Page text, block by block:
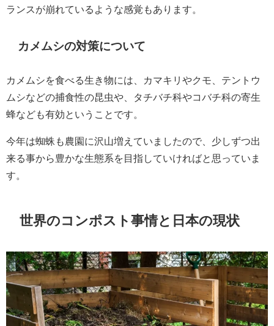
ランスが崩れているような感覚もあります。
カメムシの対策について
カメムシを食べる生き物には、カマキリやクモ、テントウ
ムシなどの捕食性の昆虫や、タチバチ科やコバチ科の寄生
蜂なども有効ということです。
今年は蜘蛛も農園に沢山増えていましたので、少しずつ出
来る事から豊かな生態系を目指していければと思っていま
す。
世界のコンポスト事情と日本の現状